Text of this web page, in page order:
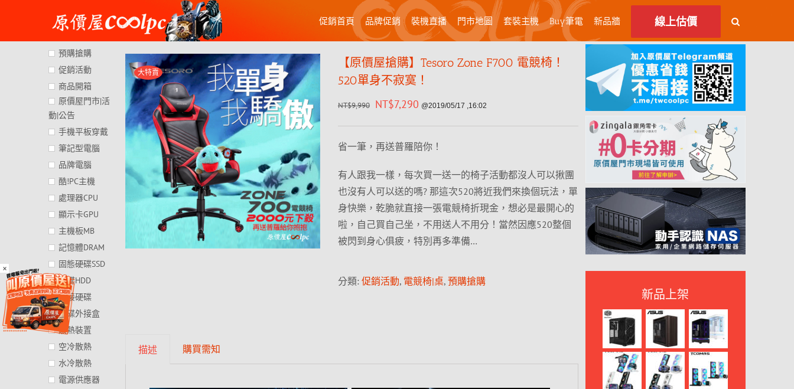
×
content
促銷首頁 品牌促銷 裝機直播 門市地圖 套裝主機 Buy筆電 新品牆 線上估價
大特賣
【原價屋搶購】Tesoro Zone F700 電競椅！
520單身不寂寞！
NT$9,990 NT$7,290 @2019/05/17 ,16:02
省一筆，再送普羅陪你！
有人跟我一樣，每次買一送一的椅子活動都沒人可以揪團
也沒有人可以送的嗎? 那這次520將近我們來換個玩法，單
身快樂，乾脆就直接一張電競椅折現金，想必是最開心的
啦，自己買自己坐，不用送人不用分！當然因應520整個
被閃到身心俱疲，特別再多準備…
分類: 促銷活動, 電競椅|桌, 預購搶購
描述 購買需知
預購搶購
促銷活動
商品開箱
原價屋門市|活
動|公告
手機平板穿戴
筆記型電腦
品牌電腦
酷!PC主機
處理器CPU
顯示卡GPU
主機板MB
記憶體DRAM
固態硬碟SSD
硬碟HDD
外接硬碟
硬碟外接盒
散熱裝置
空冷散熱
水冷散熱
電源供應器
新品上架